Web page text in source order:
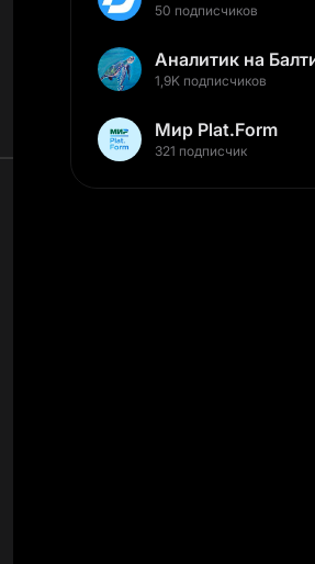
50 подписчиков
Аналитик на
Неверов Станислав
1,9K подписчиков
Мир Plat.Form
321 подписчик